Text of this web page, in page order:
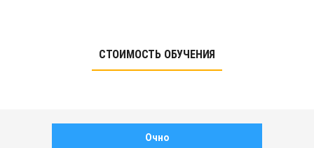
СТОИМОСТЬ ОБУЧЕНИЯ
Очно